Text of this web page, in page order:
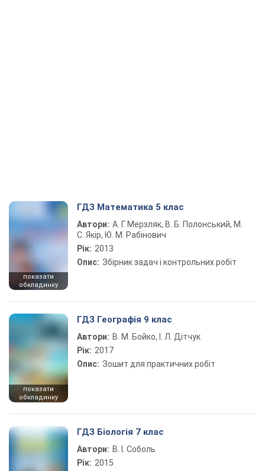
показати
обкладинку
ГДЗ Математика 5 клас
Автори: А. Г. Мерзляк, В. Б. Полонський, М.
С. Якір, Ю. М. Рабінович
Рік: 2013
Опис: Збірник задач і контрольних робіт
показати
обкладинку
ГДЗ Географія 9 клас
Автори: В. М. Бойко, І. Л. Дітчук
Рік: 2017
Опис: Зошит для практичних робіт
ГДЗ Біологія 7 клас
Автори: В. І. Соболь
Рік: 2015